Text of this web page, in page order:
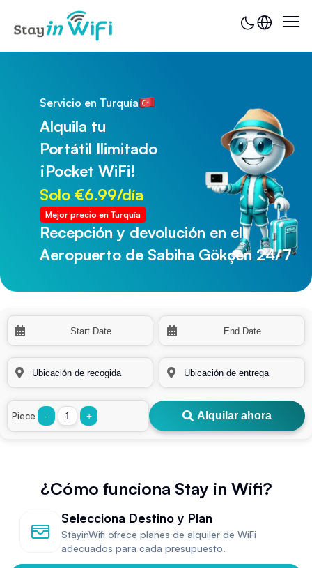
Servicio en Turquía
Alquila tu
Portátil Ilimitado
¡Pocket WiFi!
Solo €6.99/día
Mejor precio en Turquía
Recepción y devolución en el
Aeropuerto de Sabiha Gökçen 24/7
Recepción y devolución en el
Aeropuerto de Trabzon 24/7
Piece - + Alquilar ahora
¿Cómo funciona Stay in Wifi?
Selecciona Destino y Plan
StayinWifi ofrece planes de alquiler de WiFi
adecuados para cada presupuesto.